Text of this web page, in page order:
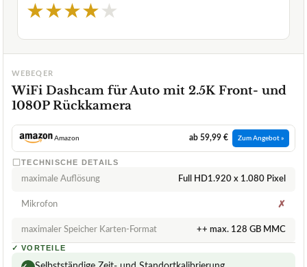
★★★★★
WEBEQER
WiFi Dashcam für Auto mit 2.5K Front- und
1080P Rückkamera
Amazon ab 59,99 € Zum Angebot »
TECHNISCHE DETAILS
maximale Auflösung Full HD1.920 x 1.080 Pixel
Mikrofon ✗
maximaler Speicher Karten-Format ++ max. 128 GB MMC
✓ VORTEILE